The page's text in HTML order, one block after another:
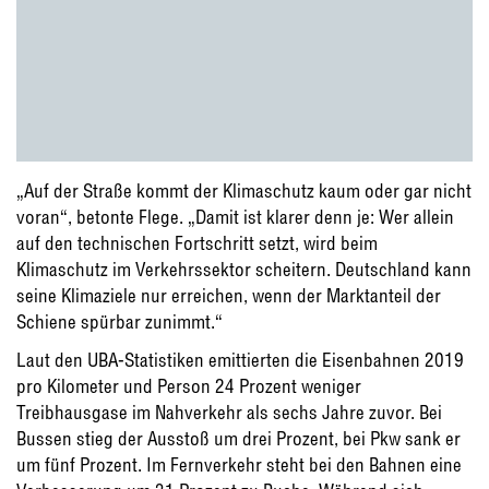
„Auf der Straße kommt der Klimaschutz kaum oder gar nicht
voran“, betonte Flege. „Damit ist klarer denn je: Wer allein
auf den technischen Fortschritt setzt, wird beim
Klimaschutz im Verkehrssektor scheitern. Deutschland kann
seine Klimaziele nur erreichen, wenn der Marktanteil der
Schiene spürbar zunimmt.“
Laut den UBA-Statistiken emittierten die Eisenbahnen 2019
pro Kilometer und Person 24 Prozent weniger
Treibhausgase im Nahverkehr als sechs Jahre zuvor. Bei
Bussen stieg der Ausstoß um drei Prozent, bei Pkw sank er
um fünf Prozent. Im Fernverkehr steht bei den Bahnen eine